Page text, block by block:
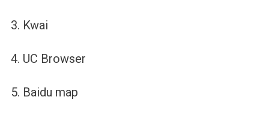
3. Kwai
4. UC Browser
5. Baidu map